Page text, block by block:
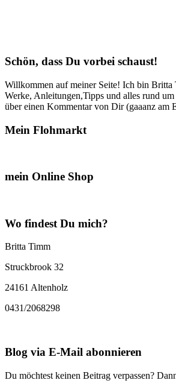
Schön, dass Du vorbei schaust!
Willkommen auf meiner Seite! Ich bin Britta
Werke, Anleitungen,Tipps und alles rund
über einen Kommentar von Dir (gaaanz am
Mein Flohmarkt
mein Online Shop
Wo findest Du mich?
Britta Timm
Struckbrook 32
24161 Altenholz
0431/2068298
Blog via E-Mail abonnieren
Du möchtest keinen Beitrag verpassen?